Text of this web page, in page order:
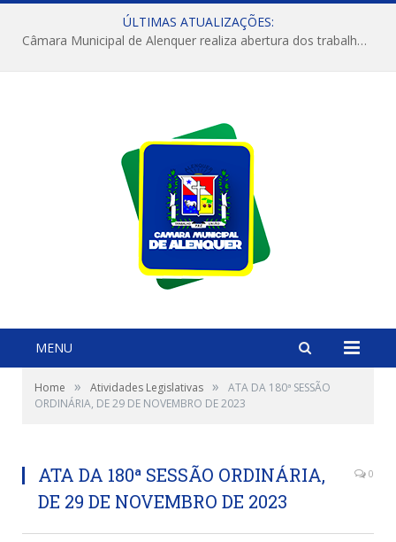
ÚLTIMAS ATUALIZAÇÕES:
Câmara Municipal de Alenquer realiza abertura dos trabalhos do 4º Período Legislativo
MENU
Home » Atividades Legislativas »
ATA DA 180ª SESSÃO
ORDINÁRIA, DE 29 DE NOVEMBRO DE 2023
ATA DA 180ª SESSÃO ORDINÁRIA,
DE 29 DE NOVEMBRO DE 2023
0